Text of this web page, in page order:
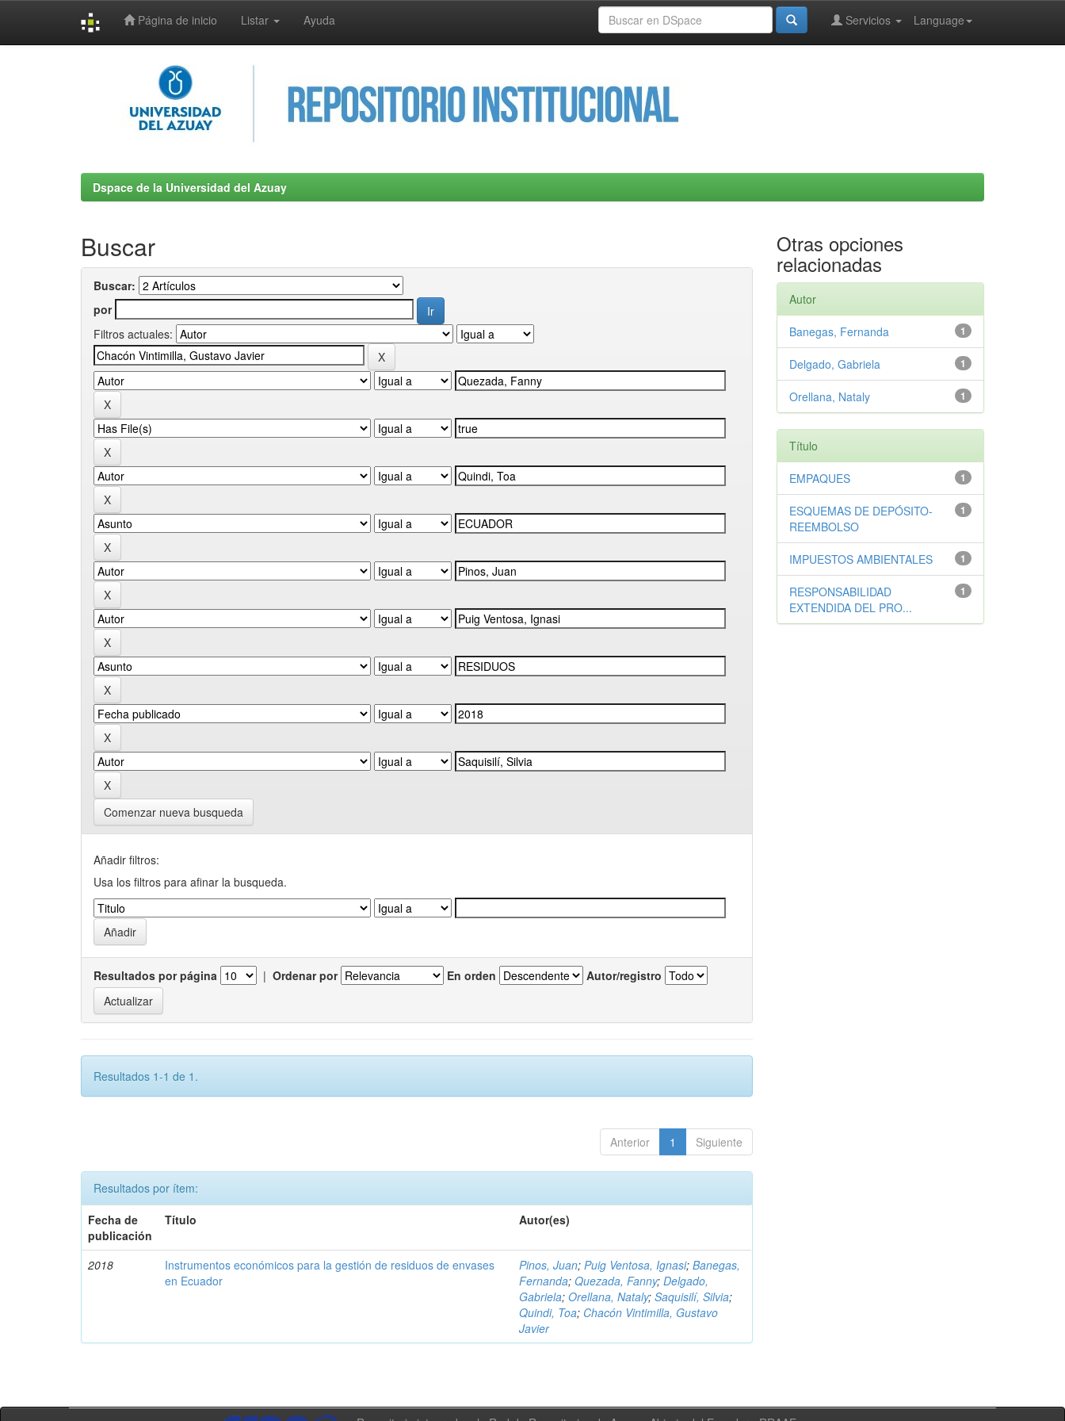
Página de inicio Listar Ayuda Language
Servicios
Dspace de la Universidad del Azuay
Buscar
Buscar:
por
Filtros actuales:
Comenzar nueva busqueda
Añadir filtros:
Usa los filtros para afinar la busqueda.
Resultados por página | Ordenar por En orden Autor/registro
Resultados 1-1 de 1.
Anterior 1 Siguiente
Resultados por ítem:
Fecha de
publicación
Título Autor(es)
2018
Instrumentos económicos para la gestión de residuos de envases
en Ecuador
Pinos, Juan;Puig Ventosa, Ignasi;Banegas,
Fernanda;Quezada, Fanny;Delgado,
Gabriela;Orellana, Nataly;Saquisilí, Silvia;
Quindi, Toa; Chacón Vintimilla, Gustavo
Javier
Otras opciones
relacionadas
Autor
1
Banegas, Fernanda
1
Delgado, Gabriela
1
Orellana, Nataly
Título
1
EMPAQUES
1
ESQUEMAS DE DEPÓSITO-
REEMBOLSO
1
IMPUESTOS AMBIENTALES
1
RESPONSABILIDAD
EXTENDIDA DEL PRO...